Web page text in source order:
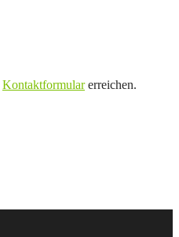
Kontaktformularerreichen.